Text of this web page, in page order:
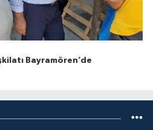
Bayramören’de